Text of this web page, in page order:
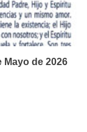
Mayo de 2026